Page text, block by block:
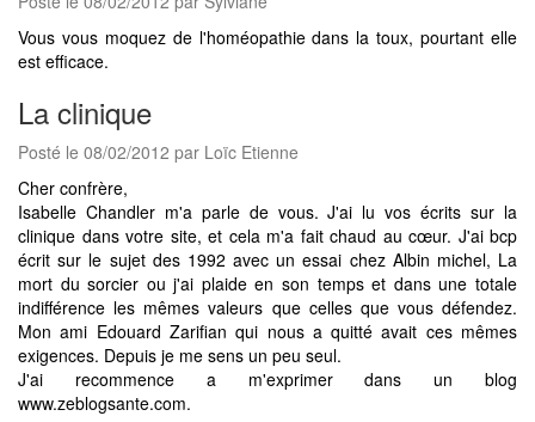
Vous vous moquez de l'homéopathie dans la toux, pourtant elle
est efficace.
La clinique
Posté le 08/02/2012 par Loïc Etienne
Cher confrère,
Isabelle Chandler m'a parle de vous. J'ai lu vos écrits sur la
clinique dans votre site, et cela m'a fait chaud au cœur. J'ai bcp
écrit sur le sujet des 1992 avec un essai chez Albin michel, La
mort du sorcier ou j'ai plaide en son temps et dans une totale
indifférence les mêmes valeurs que celles que vous défendez.
Mon ami Edouard Zarifian qui nous a quitté avait ces mêmes
exigences. Depuis je me sens un peu seul.
J'ai recommence a m'exprimer dans un blog
www.zeblogsante.com.